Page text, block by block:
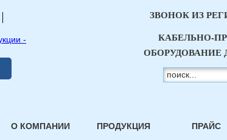
ЗВОНОК ИЗ
КАБЕЛЬНО-
ОБОРУДОВАНИЕ
О КОМПАНИИ ПРОДУКЦИЯ ПРАЙС